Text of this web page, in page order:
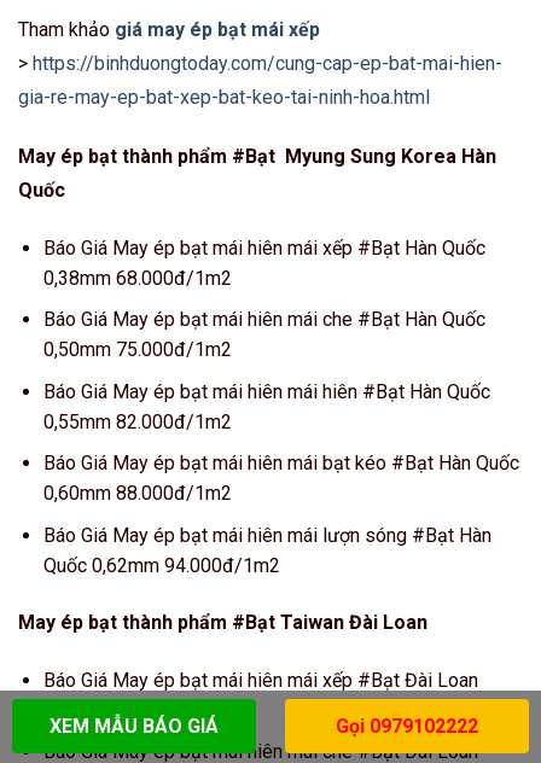
Tham khảo giá may ép bạt mái xếp
> https://binhduongtoday.com/cung-cap-ep-bat-mai-hien-
gia-re-may-ep-bat-xep-bat-keo-tai-ninh-hoa.html
May ép bạt thành phẩm #Bạt Myung Sung Korea Hàn
Quốc
Báo Giá May ép bạt mái hiên mái xếp #Bạt Hàn Quốc
0,38mm 68.000đ/1m2
Báo Giá May ép bạt mái hiên mái che #Bạt Hàn Quốc
0,50mm 75.000đ/1m2
Báo Giá May ép bạt mái hiên mái hiên #Bạt Hàn Quốc
0,55mm 82.000đ/1m2
Báo Giá May ép bạt mái hiên mái bạt kéo #Bạt Hàn Quốc
0,60mm 88.000đ/1m2
Báo Giá May ép bạt mái hiên mái lượn sóng #Bạt Hàn
Quốc 0,62mm 94.000đ/1m2
May ép bạt thành phẩm #Bạt Taiwan Đài Loan
Báo Giá May ép bạt mái hiên mái xếp #Bạt Đài Loan
0,38mm 42.000đ/1m2
Báo Giá May ép bạt mái hiên mái che #Bạt Đài Loan
XEM MẪU BÁO GIÁ Gọi 0979102222